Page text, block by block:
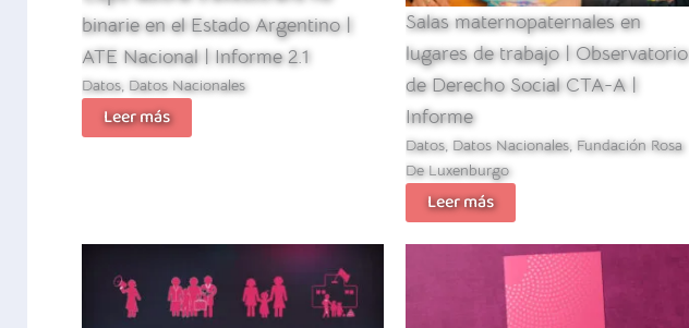
binarie en el Estado Argentino |
ATE Nacional | Informe 2.1
Datos, Datos Nacionales
Leer más
Salas maternopaternales en
lugares de trabajo | Observatorio
de Derecho Social CTA-A |
Informe
Datos, Datos Nacionales, Fundación Rosa
De Luxenburgo
Leer más